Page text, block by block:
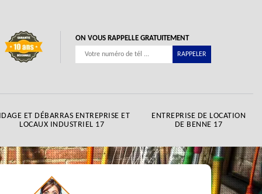
ON VOUS RAPPELLE GRATUITEMENT
ET DÉBARRAS ENTREPRISE ET
LOCAUX INDUSTRIEL 17
ENTREPRISE DE LOCATION
DE BENNE 17